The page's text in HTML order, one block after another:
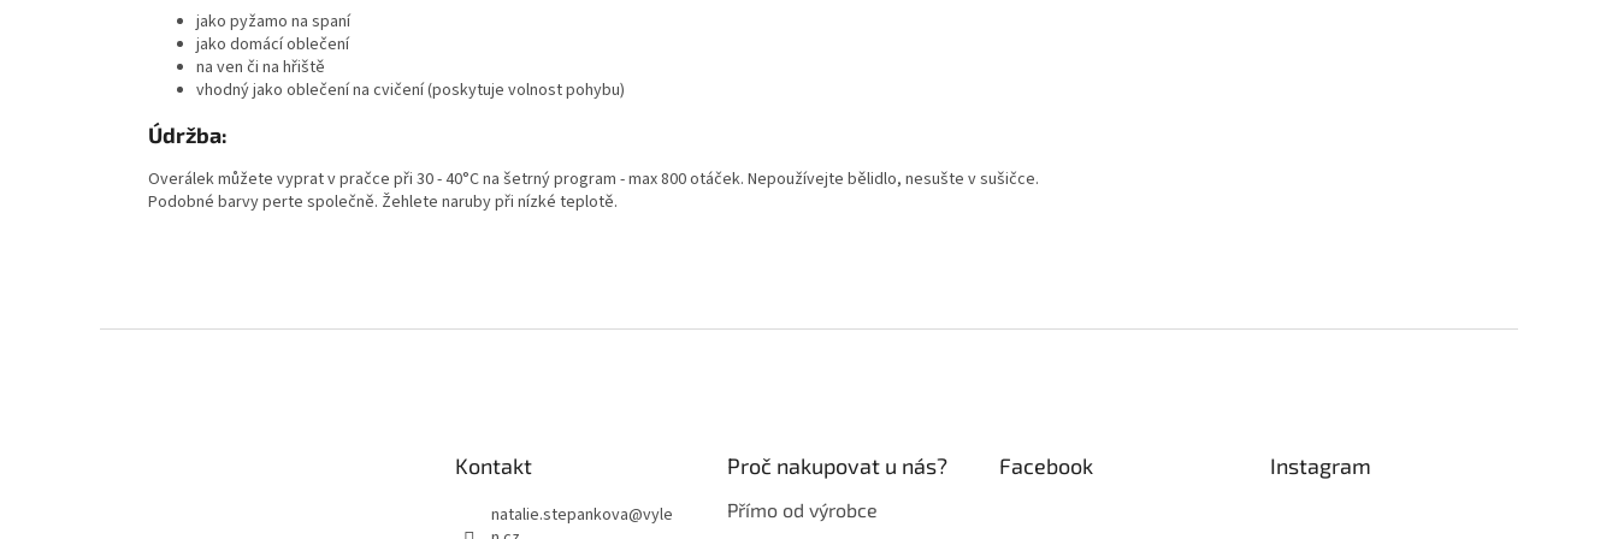
jako pyžamo na spaní
jako domácí oblečení
na ven či na hřiště
vhodný jako oblečení na cvičení (poskytuje volnost pohybu)
Údržba:
Overálek můžete vyprat v pračce při 30 - 40°C na šetrný program - max 800 otáček. Nepoužívejte bělidlo, nesušte v sušičce.
Podobné barvy perte společně. Žehlete naruby při nízké teplotě.
Kontakt
natalie.stepankova@vyle
Proč nakupovat u nás?
Přímo od výrobce
Facebook Instagram